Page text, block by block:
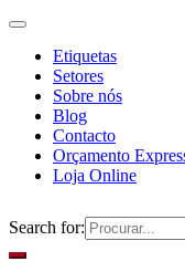
Etiquetas
Setores
Sobre nós
Blog
Contacto
Orçamento
Loja Online
Search for: